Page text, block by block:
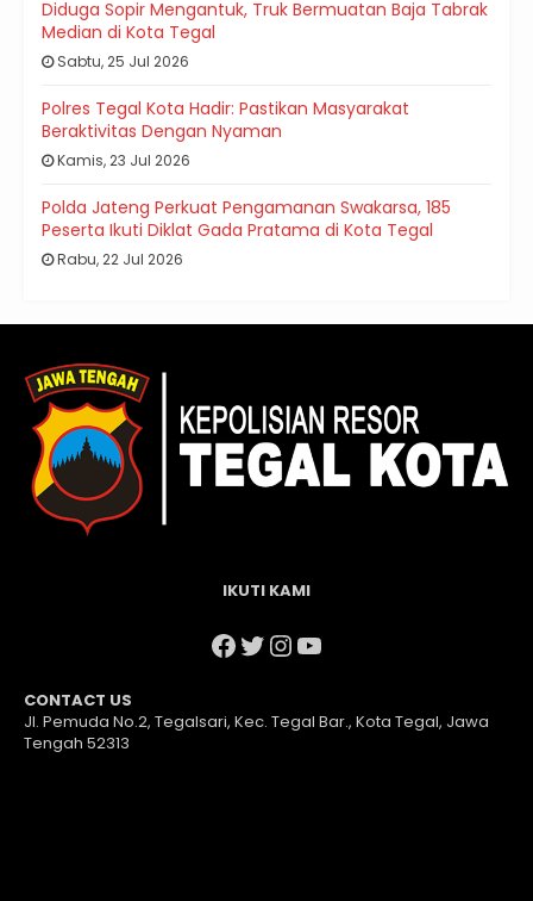
Diduga Sopir Mengantuk, Truk Bermuatan Baja Tabrak
Median di Kota Tegal
Sabtu, 25 Jul 2026
Polres Tegal Kota Hadir: Pastikan Masyarakat
Beraktivitas Dengan Nyaman
Kamis, 23 Jul 2026
Polda Jateng Perkuat Pengamanan Swakarsa, 185
Peserta Ikuti Diklat Gada Pratama di Kota Tegal
Rabu, 22 Jul 2026
IKUTI KAMI
Facebook
Twitter
Instagram
YouTube
CONTACT US
Jl. Pemuda No.2, Tegalsari, Kec. Tegal Bar., Kota Tegal, Jawa
Tengah 52313